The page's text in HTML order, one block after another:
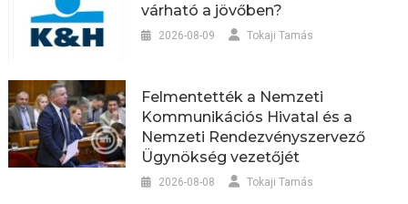
várható a jövőben?
2026-08-09 Tokaji Tamás
Felmentették a Nemzeti
Kommunikációs Hivatal és a
Nemzeti Rendezvényszervező
Ügynökség vezetőjét
2026-08-08 Tokaji Tamás